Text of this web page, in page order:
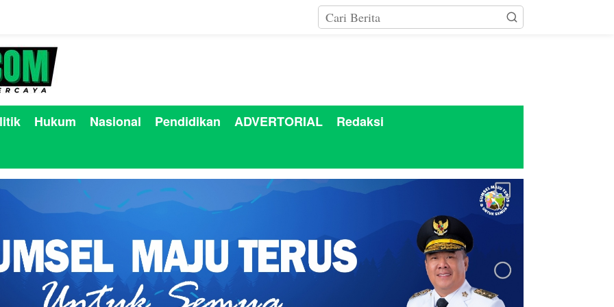
Hukum Nasional Pendidikan ADVERTORIAL
Redaksi